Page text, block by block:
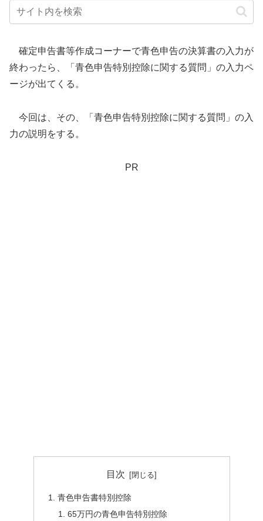
確定申告書等作成コーナーで青色申告の決算書の入力が
終わったら、「青色申告特別控除に関する質問」の入力ペ
ージが出てくる。
今回は、その、「青色申告特別控除に関する質問」の入
力の説明をする。
PR
目次
青色申告書特別控除
65万円の青色申告特別控除